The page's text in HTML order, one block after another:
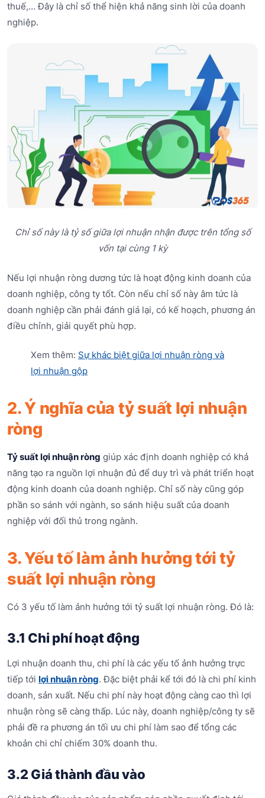
thuế,… Đây là chỉ số thể hiện khả năng sinh lời của doanh
nghiệp.
Chỉ số này là tỷ số giữa lợi nhuận nhận được trên tổng số
vốn tại cùng 1 kỳ
Nếu lợi nhuận ròng dương tức là hoạt động kinh doanh của
doanh nghiệp, công ty tốt. Còn nếu chỉ số này âm tức là
doanh nghiệp cần phải đánh giá lại, có kế hoạch, phương án
điều chỉnh, giải quyết phù hợp.
Xem thêm: Sự khác biệt giữa lợi nhuận ròng và
lợi nhuận gộp
2. Ý nghĩa của tỷ suất lợi nhuận
ròng
Tỷ suất lợi nhuận ròng giúp xác định doanh nghiệp có khả
năng tạo ra nguồn lợi nhuận đủ để duy trì và phát triển hoạt
động kinh doanh của doanh nghiệp. Chỉ số này cũng góp
phần so sánh với ngành, so sánh hiệu suất của doanh
nghiệp với đối thủ trong ngành.
3. Yếu tố làm ảnh hưởng tới tỷ
suất lợi nhuận ròng
Có 3 yếu tố làm ảnh hưởng tới tỷ suất lợi nhuận ròng. Đó là:
3.1 Chi phí hoạt động
Lợi nhuận doanh thu, chi phí là các yếu tố ảnh hưởng trực
tiếp tới lợi nhuận ròng. Đặc biệt phải kể tới đó là chi phí kinh
doanh, sản xuất. Nếu chi phí này hoạt động càng cao thì lợi
nhuận ròng sẽ càng thấp. Lúc này, doanh nghiệp/công ty sẽ
phải đề ra phương án tối ưu chi phí làm sao để tổng các
khoản chi chỉ chiếm 30% doanh thu.
3.2 Giá thành đầu vào